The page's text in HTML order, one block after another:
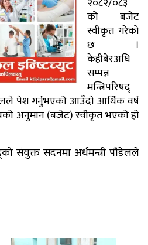
को बजेट
स्वीकृत गरेको
छ ।
केहीबेरअघि
सम्पन्न
मन्त्रिपरिषद्
पेश गर्नुभएको आउँदाे आर्थिक वर्ष
अनुमान (बजेट) स्वीकृत भएको हो
संयुक्त सदनमा अर्थमन्त्री पाैडेलले